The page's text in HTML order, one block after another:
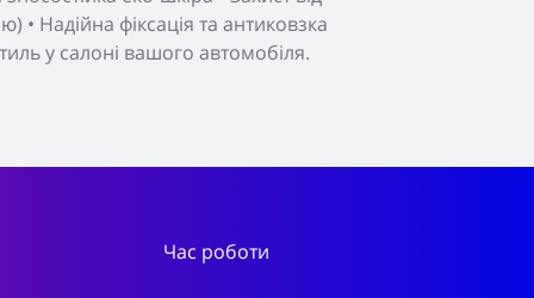
Надійна фіксація та антиковзка
у салоні вашого автомобіля.
Час роботи